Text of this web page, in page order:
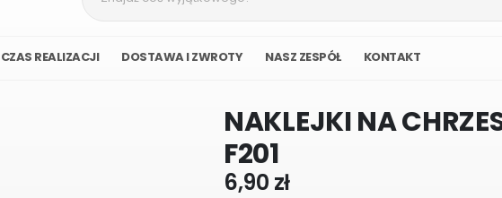
CZAS REALIZACJI DOSTAWA I ZWROTY NASZ ZESPÓŁ KONTAKT
NAKLEJKI NA
F201
6,90 zł